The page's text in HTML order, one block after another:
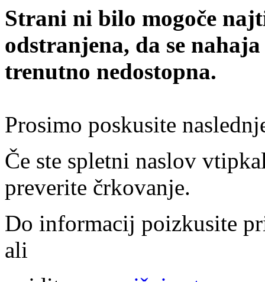
Strani ni bilo mogoče
odstranjena, da se
trenutno nedostopna.
Prosimo poskusite
Če ste spletni naslov
preverite črkovanje.
Do informacij poizkusite
ali